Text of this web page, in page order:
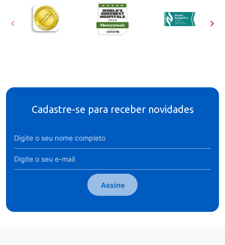
Cadastre-se para receber novidades
Assine